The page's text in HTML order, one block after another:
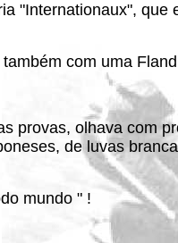
"Internationaux",
com uma
provas, olhava com
de luvas
mundo " !